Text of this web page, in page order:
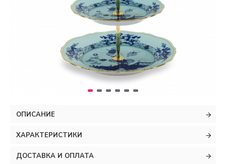
ОПИСАНИЕ
ХАРАКТЕРИСТИКИ
ДОСТАВКА И ОПЛАТА